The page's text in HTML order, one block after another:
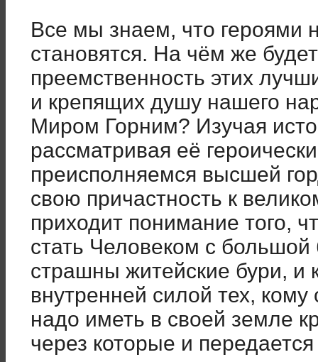
Все мы знаем, что героями
становятся. На чём же
преемственность этих
и крепящих душу нашего
Миром Горним? Изучая
рассматривая её
преисполняемся высшей
свою причастность к
приходит понимание того,
стать Человеком с большой
страшны житейские бури, и
внутренней силой тех,
надо иметь в своей земле
через которые и